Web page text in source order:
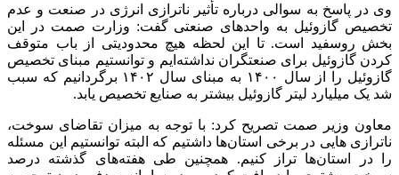
وی در پاسخ به سوالی درباره تأثیر ناترازی انرژی در صنعت و عدم
تخصیص گازوئیل به واحدهای صنعتی گفت: وزارت صمت در این
بخش روسفید است. تا این لحظه هیچ محدودیتی از باب متوقف
کردن گازوئیل برای صنعتگران نداشته‌ایم و توانستیم مبنای تخصیص
گازوئیل را از سال ۱۴۰۰ به مبنای سال ۱۴۰۲ برگردانیم که سبب
شد یک میلیارد لیتر گازوئیل بیشتر به صنایع تخصیص یابد.
معاون وزیر صمت تصریح کرد: با توجه به میزان تقاضای سوخت،
ناترازی هایی در برخی استان‌ها داشتیم که البته توانستیم این مسئله
را در استان‌ها تراز کنیم. همچنین طی هفته‌های گذشته درصد